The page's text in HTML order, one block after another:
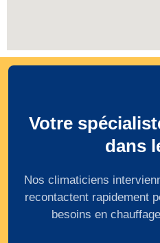
Votre
dans
Nos climaticiens
recontactent rapidement
besoins en